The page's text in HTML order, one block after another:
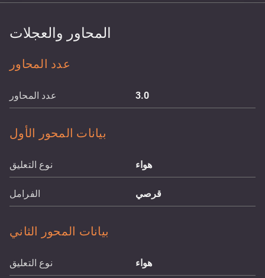
المحاور والعجلات
عدد المحاور
عدد المحاور 3.0
بيانات المحور الأول
نوع التعليق هواء
الفرامل قرصي
بيانات المحور الثاني
نوع التعليق هواء